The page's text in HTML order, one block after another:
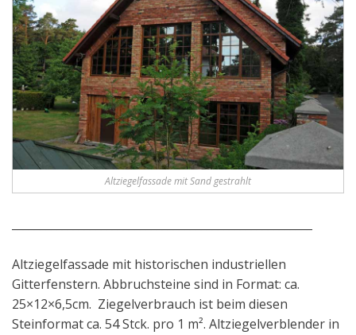
Altziegelfassade mit Sand gestrahlt
Altziegelfassade mit historischen industriellen
Gitterfenstern. Abbruchsteine sind in Format: ca.
25×12×6,5cm. Ziegelverbrauch ist beim diesen
Steinformat ca. 54 Stck. pro 1 m². Altziegelverblender in